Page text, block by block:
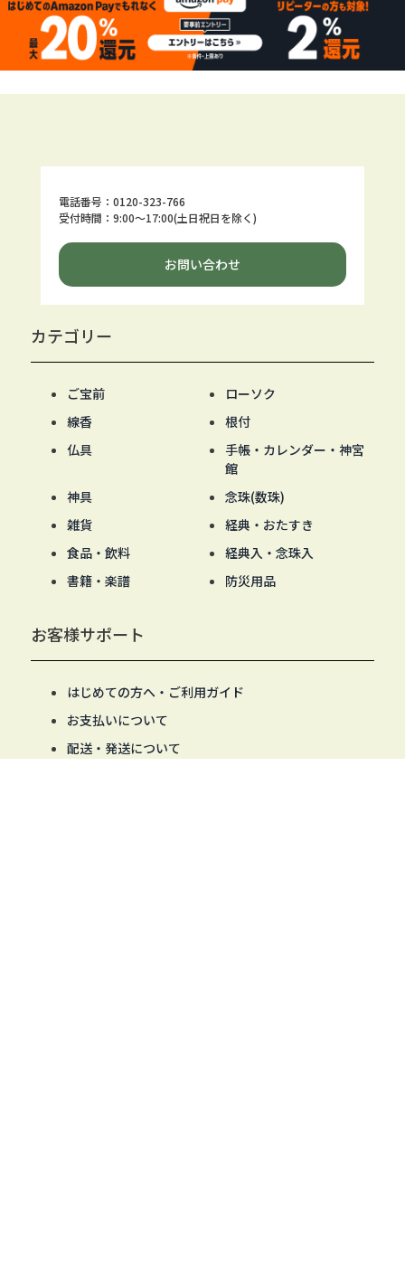
電話番号：0120-323-766
受付時間：9:00～17:00(土日祝日を除く)
お問い合わせ
カテゴリー
ご宝前
ローソク
線香
根付
仏具
手帳・カレンダー・神宮
館
神具
念珠(数珠)
雑貨
経典・おたすき
食品・飲料
経典入・念珠入
書籍・楽譜
防災用品
お客様サポート
はじめての方へ・ご利用ガイド
お支払いについて
配送・発送について